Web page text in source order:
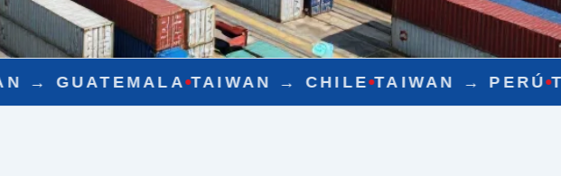
TAIWAN →CHILE TAIWAN → PERÚ TAIWAN →